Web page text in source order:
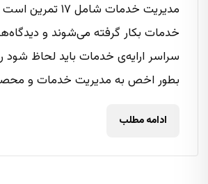
مدیریت خدمات شامل
خدمات بکار گرفته می‌شوند و
سراسر ارایه‌ی خدمات باید لحاظ شود
بطور اخص به مدیریت خدمات و
ادامه مطلب